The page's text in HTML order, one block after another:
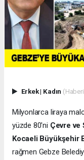
Erkek| Kadın
Milyonlarca liraya
yüzde 80'ni Çevre ve
Kocaeli Büyükşehir
rağmen Gebze